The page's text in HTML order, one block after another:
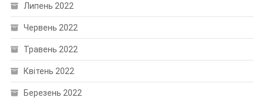
Липень 2022
Червень 2022
Травень 2022
Квітень 2022
Березень 2022